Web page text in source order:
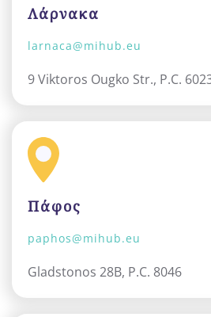
Λάρνακα
larnaca@mihub.eu
9 Viktoros Ougko Str., P.C.
Πάφος
paphos@mihub.eu
Gladstonos 28B, P.C. 8046